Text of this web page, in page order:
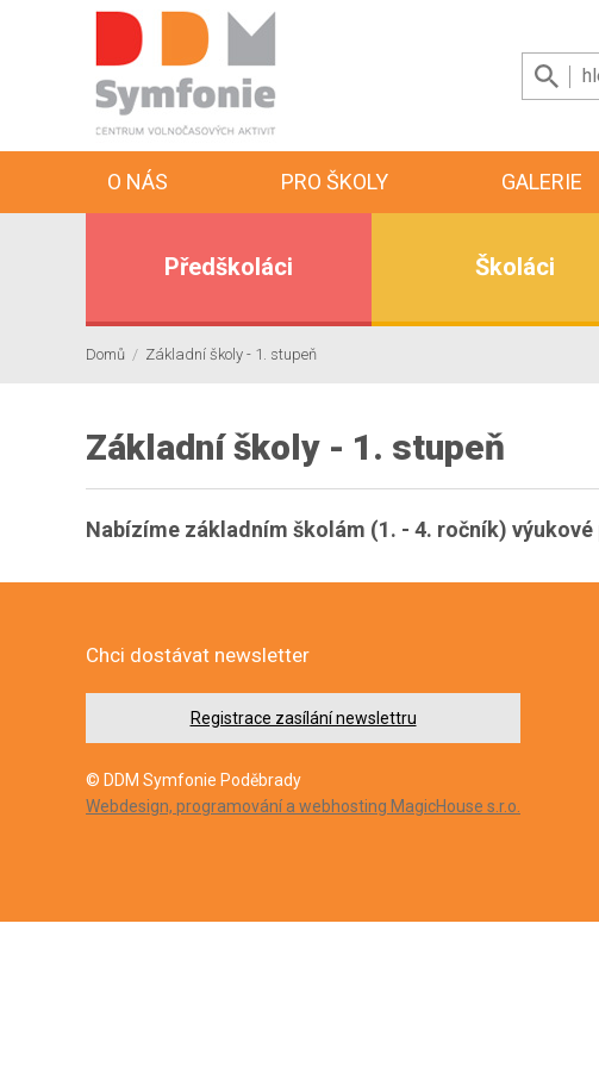
O NÁS PRO ŠKOLY GALERIE
Předškoláci Školáci
Domů / Základní školy - 1. stupeň
Základní školy - 1. stupeň
Nabízíme základním školám (1. - 4. ročník)
Chci dostávat newsletter
Registrace zasílání newslettru
© DDM Symfonie Poděbrady
Webdesign, programování a webhosting MagicHouse s.r.o.